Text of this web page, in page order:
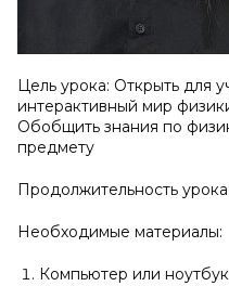
Цель урока: Открыть для
интерактивный мир
Обобщить знания по
предмету
Продолжительность
Необходимые материалы:
Компьютер или